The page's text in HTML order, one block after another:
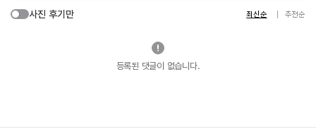
사진 후기만 최신순 추천순
등록된 댓글이 없습니다.